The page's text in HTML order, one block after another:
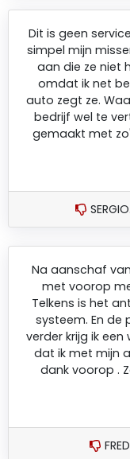
Dit is geen
simpel mijn
aan die ze niet
omdat ik net
auto zegt ze.
bedrijf wel te
gemaakt met
Na aanschaf
met voorop
Telkens is het
systeem. En de
verder krijg ik een
dat ik met mijn
dank voorop .